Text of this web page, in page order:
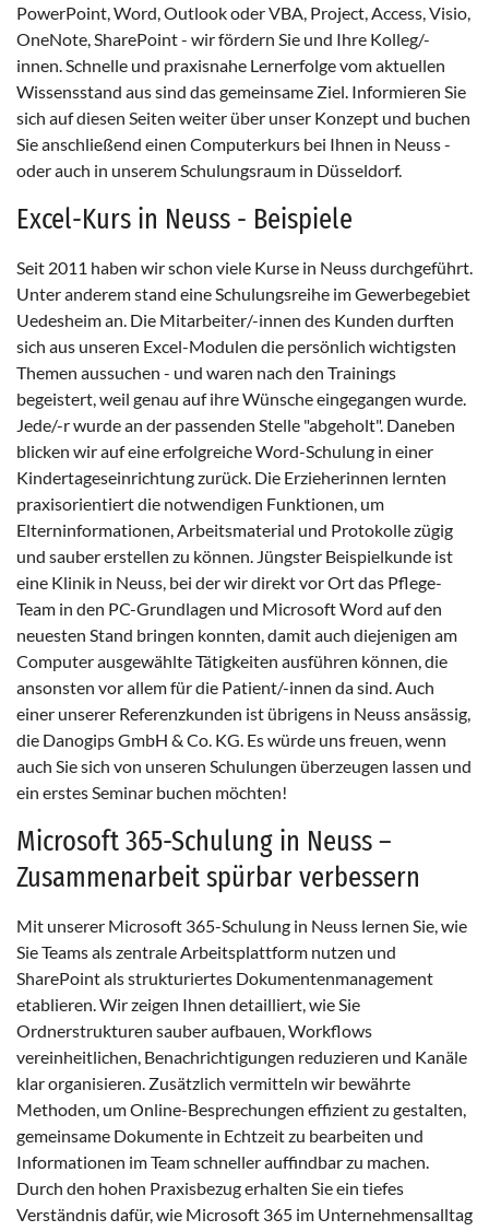
PowerPoint, Word, Outlook oder VBA, Project, Access, Visio,
OneNote, SharePoint - wir fördern Sie und Ihre Kolleg/-
innen. Schnelle und praxisnahe Lernerfolge vom aktuellen
Wissensstand aus sind das gemeinsame Ziel. Informieren Sie
sich auf diesen Seiten weiter über unser Konzept und buchen
Sie anschließend einen Computerkurs bei Ihnen in Neuss -
oder auch in unserem Schulungsraum in Düsseldorf.
Excel-Kurs in Neuss - Beispiele
Seit 2011 haben wir schon viele Kurse in Neuss durchgeführt.
Unter anderem stand eine Schulungsreihe im Gewerbegebiet
Uedesheim an. Die Mitarbeiter/-innen des Kunden durften
sich aus unseren Excel-Modulen die persönlich wichtigsten
Themen aussuchen - und waren nach den Trainings
begeistert, weil genau auf ihre Wünsche eingegangen wurde.
Jede/-r wurde an der passenden Stelle "abgeholt". Daneben
blicken wir auf eine erfolgreiche Word-Schulung in einer
Kindertageseinrichtung zurück. Die Erzieherinnen lernten
praxisorientiert die notwendigen Funktionen, um
Elterninformationen, Arbeitsmaterial und Protokolle zügig
und sauber erstellen zu können. Jüngster Beispielkunde ist
eine Klinik in Neuss, bei der wir direkt vor Ort das Pflege-
Team in den PC-Grundlagen und Microsoft Word auf den
neuesten Stand bringen konnten, damit auch diejenigen am
Computer ausgewählte Tätigkeiten ausführen können, die
ansonsten vor allem für die Patient/-innen da sind. Auch
einer unserer Referenzkunden ist übrigens in Neuss ansässig,
die Danogips GmbH & Co. KG. Es würde uns freuen, wenn
auch Sie sich von unseren Schulungen überzeugen lassen und
ein erstes Seminar buchen möchten!
Microsoft 365-Schulung in Neuss –
Zusammenarbeit spürbar verbessern
Mit unserer Microsoft 365-Schulung in Neuss lernen Sie, wie
Sie Teams als zentrale Arbeitsplattform nutzen und
SharePoint als strukturiertes Dokumentenmanagement
etablieren. Wir zeigen Ihnen detailliert, wie Sie
Ordnerstrukturen sauber aufbauen, Workflows
vereinheitlichen, Benachrichtigungen reduzieren und Kanäle
klar organisieren. Zusätzlich vermitteln wir bewährte
Methoden, um Online-Besprechungen effizient zu gestalten,
gemeinsame Dokumente in Echtzeit zu bearbeiten und
Informationen im Team schneller auffindbar zu machen.
Durch den hohen Praxisbezug erhalten Sie ein tiefes
Verständnis dafür, wie Microsoft 365 im Unternehmensalltag
Plattformen anzeigen zu können, werden von
diesen externen Medien Cookies gesetzt.
YouTube